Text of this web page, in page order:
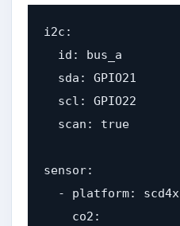
i2c:
  id: bus_a
  sda: GPIO21
  scl: GPIO22
  scan: true
sensor:
  - platform: scd4x
    co2: